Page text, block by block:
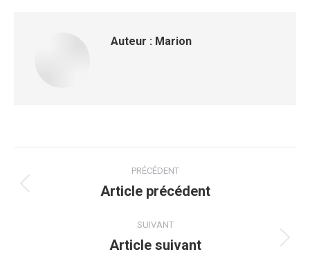
Auteur : Marion
PRÉCÉDENT
Article précédent
SUIVANT
Article suivant